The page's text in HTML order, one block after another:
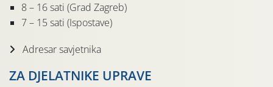
8 – 16 sati (Grad Zagreb)
7 – 15 sati (Ispostave)
Adresar savjetnika
ZA DJELATNIKE UPRAVE